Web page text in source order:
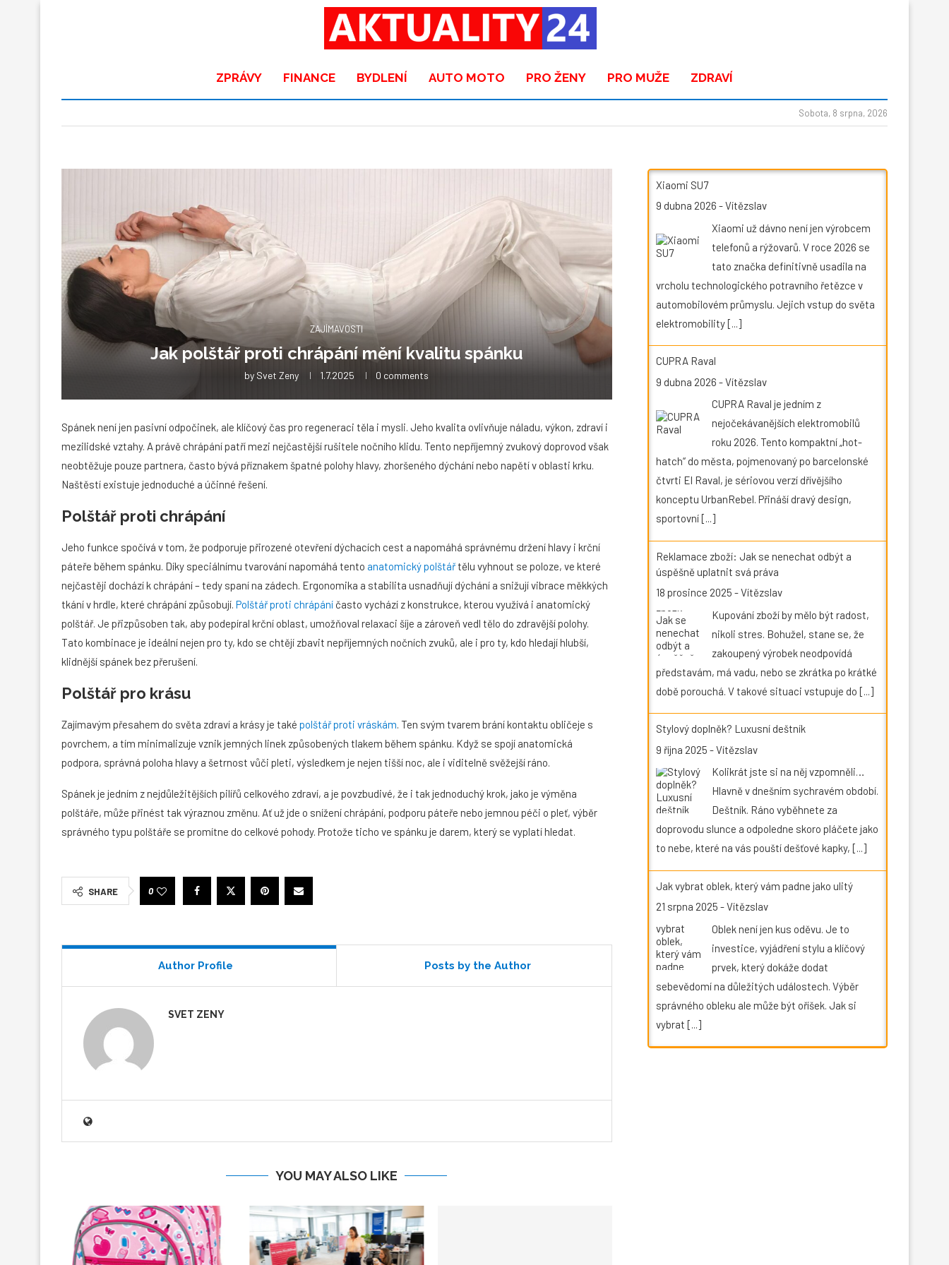
ZPRÁVY FINANCE BYDLENÍ AUTO MOTO PRO ŽENY PRO MUŽE ZDRAVÍ
Sobota, 8 srpna, 2026
ZAJÍMAVOSTI
Jak polštář proti chrápání mění kvalitu spánku
by Svet Zeny 1.7.2025 0 comments
Spánek není jen pasivní odpočinek, ale klíčový čas pro regeneraci těla i mysli. Jeho kvalita ovlivňuje náladu, výkon, zdraví i
mezilidské vztahy. A právě chrápání patří mezi nejčastější rušitele nočního klidu. Tento nepříjemný zvukový doprovod však
neobtěžuje pouze partnera, často bývá příznakem špatné polohy hlavy, zhoršeného dýchání nebo napětí v oblasti krku.
Naštěstí existuje jednoduché a účinné řešení.
Polštář proti chrápání
Jeho funkce spočívá v tom, že podporuje přirozené otevření dýchacích cest a napomáhá správnému držení hlavy i krční
páteře během spánku. Díky speciálnímu tvarování napomáhá tento anatomický polštářtělu vyhnout se poloze, ve které
nejčastěji dochází k chrápání – tedy spaní na zádech. Ergonomika a stabilita usnadňují dýchání a snižují vibrace měkkých
tkání v hrdle, které chrápání způsobují. Polštář proti chrápání často vychází z konstrukce, kterou využívá i anatomický
polštář. Je přizpůsoben tak, aby podepíral krční oblast, umožňoval relaxaci šíje a zároveň vedl tělo do zdravější polohy.
Tato kombinace je ideální nejen pro ty, kdo se chtějí zbavit nepříjemných nočních zvuků, ale i pro ty, kdo hledají hlubší,
klidnější spánek bez přerušení.
Polštář pro krásu
Zajímavým přesahem do světa zdraví a krásy je také polštář proti vráskám. Ten svým tvarem brání kontaktu obličeje s
povrchem, a tím minimalizuje vznik jemných linek způsobených tlakem během spánku. Když se spojí anatomická
podpora, správná poloha hlavy a šetrnost vůči pleti, výsledkem je nejen tišší noc, ale i viditelně svěžejší ráno.
Spánek je jedním z nejdůležitějších pilířů celkového zdraví, a je povzbudivé, že i tak jednoduchý krok, jako je výměna
polštáře, může přinést tak výraznou změnu. Ať už jde o snížení chrápání, podporu páteře nebo jemnou péči o pleť, výběr
správného typu polštáře se promítne do celkové pohody. Protože ticho ve spánku je darem, který se vyplatí hledat.
SHARE 0
Author Profile Posts by the Author
SVET ZENY
YOU MAY ALSO LIKE
Xiaomi SU7
9 dubna 2026 -Vítězslav
Xiaomi už dávno není jen výrobcem
telefonů a rýžovarů. V roce 2026 se
tato značka definitivně usadila na
vrcholu technologického potravního řetězce v
automobilovém průmyslu. Jejich vstup do světa
elektromobility[...]
CUPRA Raval
9 dubna 2026 -Vítězslav
CUPRA Raval je jedním z
nejočekávanějších elektromobilů
roku 2026. Tento kompaktní „hot-
hatch“ do města, pojmenovaný po barcelonské
čtvrti El Raval, je sériovou verzí dřívějšího
konceptu UrbanRebel. Přináší dravý design,
sportovní [...]
Reklamace zboží: Jak se nenechat odbýt a
úspěšně uplatnit svá práva
18 prosince 2025 -Vítězslav
Kupování zboží by mělo být radost,
nikoli stres. Bohužel, stane se, že
zakoupený výrobek neodpovídá
představám, má vadu, nebo se zkrátka po krátké
době porouchá. V takové situaci vstupuje do [...]
Stylový doplněk? Luxusní deštník
9 října 2025 -Vítězslav
Kolikrát jste si na něj vzpomněli…
Hlavně v dnešním sychravém období.
Deštník. Ráno vyběhnete za
doprovodu slunce a odpoledne skoro pláčete jako
to nebe, které na vás pouští dešťové kapky, [...]
Jak vybrat oblek, který vám padne jako ulitý
21 srpna 2025 -Vítězslav
Oblek není jen kus oděvu. Je to
investice, vyjádření stylu a klíčový
prvek, který dokáže dodat
sebevědomí na důležitých událostech. Výběr
správného obleku ale může být oříšek. Jak si
vybrat [...]